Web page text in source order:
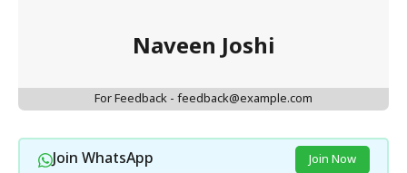
Naveen Joshi
For Feedback - feedback@example.com
Join WhatsApp Join Now